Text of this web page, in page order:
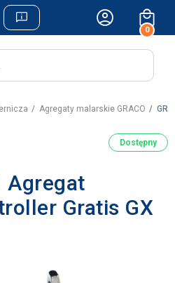
0
Agregaty malarskie GRACO
Dostępny
Agregat
Gratis GX